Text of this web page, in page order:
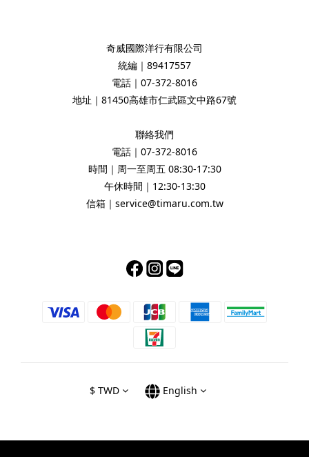
奇威國際洋行有限公司
統編｜89417557
電話｜07-372-8016
地址｜81450高雄市仁武區文中路67號
聯絡我們
電話｜07-372-8016
時間｜周一至周五 08:30-17:30
午休時間｜12:30-13:30
信箱｜service@timaru.com.tw
$ TWD English